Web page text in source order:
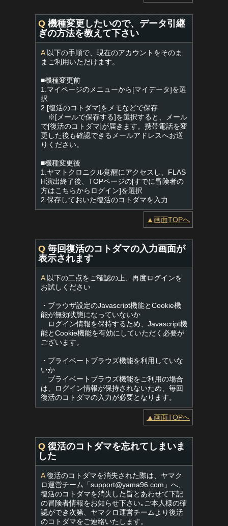
Q 機種変更したいので、データ引継
ぎの方法を教えて下さい
A以下の手順で、現在のアカウントをそのま
まご利用いただけます。
■機種変更前
1.マイページのメニューから[マイデータ]を選
択
2.[復活のコトダマ]をメモなどで保存
※[メールで保存する]を選択すると、メール
で[復活のコトダマ]が届きます。携帯電話を変
更した後も確認できるメールアドレスへお送
りください。
■機種変更後
1.ヤマトクロニクル覚醒にアクセスし、FLAS
H演出終了後、TOPページの[すでに冒険者の
方はこちらからログイン]を選択
2.保存しておいた復活のコトダマを入力
▲画面TOPへ
Q 毎回復活のコトダマの入力画面が
表示されます
A以下の二点をご確認の上、再度ログインを
お試しください
・ブラウザ設定のJavascript機能とCookie機
能が無効状態になっていないか
ログイン情報を保持するため、Javascript機
能とCookie機能を有効にしていただく必要が
ございます。
・プライベートブラウズ機能を利用していな
いか
プライベートブラウズ機能をご利用の場合
は、ログイン情報が保持されないため、毎回
復活のコトダマの入力が必要となります。
▲画面TOPへ
Q 復活のコトダマを忘れてしまいま
した
A復活のコトダマを消失された際は、ヤマク
ロ運営チーム「support@yama96.com 」へ、
復活のコトダマを消失した旨とあわせて下記
の冒険者情報をお知らせ下さい｡ご本人様の確
認ができ次第、ヤマクロ運営チームより復活
のコトダマをご連絡いたします。